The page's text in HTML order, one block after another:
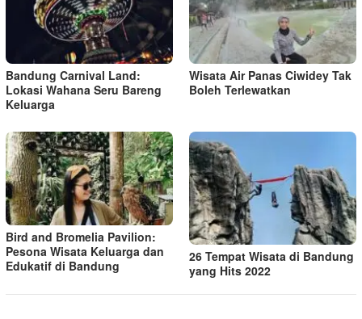
Bandung Carnival Land:
Lokasi Wahana Seru Bareng
Keluarga
Wisata Air Panas Ciwidey Tak
Boleh Terlewatkan
Bird and Bromelia Pavilion:
Pesona Wisata Keluarga dan
Edukatif di Bandung
26 Tempat Wisata di Bandung
yang Hits 2022